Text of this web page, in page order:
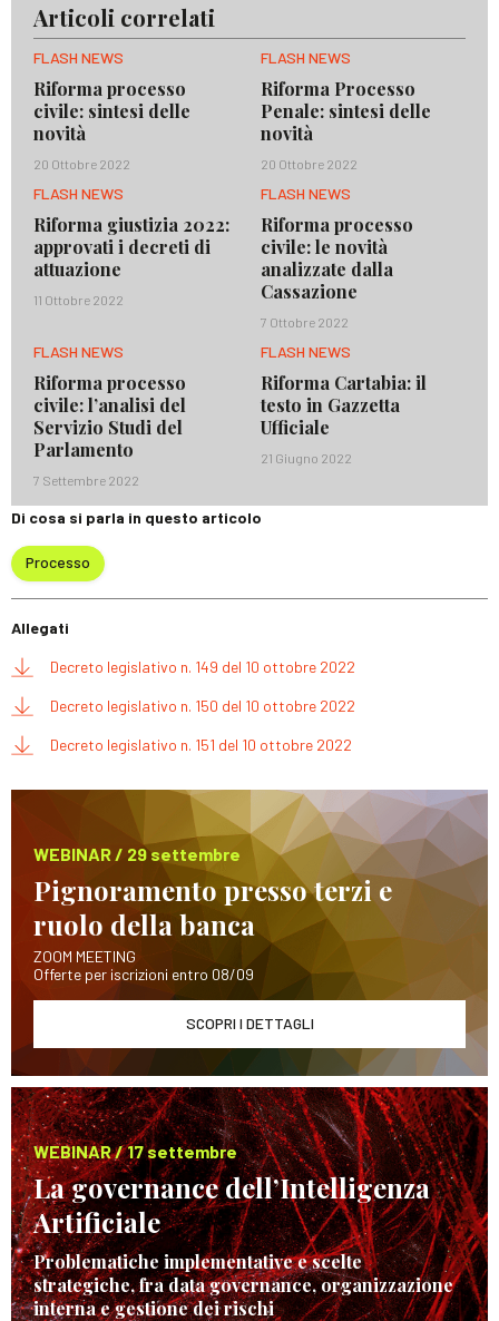
Articoli correlati
FLASH NEWS
Riforma processo
civile: sintesi delle
novità
20 Ottobre 2022
FLASH NEWS
Riforma Processo
Penale: sintesi delle
novità
20 Ottobre 2022
FLASH NEWS
Riforma giustizia 2022:
approvati i decreti di
attuazione
11 Ottobre 2022
FLASH NEWS
Riforma processo
civile: le novità
analizzate dalla
Cassazione
7 Ottobre 2022
FLASH NEWS
Riforma processo
civile: l’analisi del
Servizio Studi del
Parlamento
7 Settembre 2022
FLASH NEWS
Riforma Cartabia: il
testo in Gazzetta
Ufficiale
21 Giugno 2022
Di cosa si parla in questo articolo
Processo
Allegati
Decreto legislativo n. 149 del 10 ottobre 2022
Decreto legislativo n. 150 del 10 ottobre 2022
Decreto legislativo n. 151 del 10 ottobre 2022
WEBINAR / 29 settembre
Pignoramento presso terzi e
ruolo della banca
ZOOM MEETING
Offerte per iscrizioni entro 08/09
SCOPRI I DETTAGLI
WEBINAR / 17 settembre
La governance dell’Intelligenza
Artificiale
Problematiche implementative e scelte
strategiche, fra data governance, organizzazione
interna e gestione dei rischi